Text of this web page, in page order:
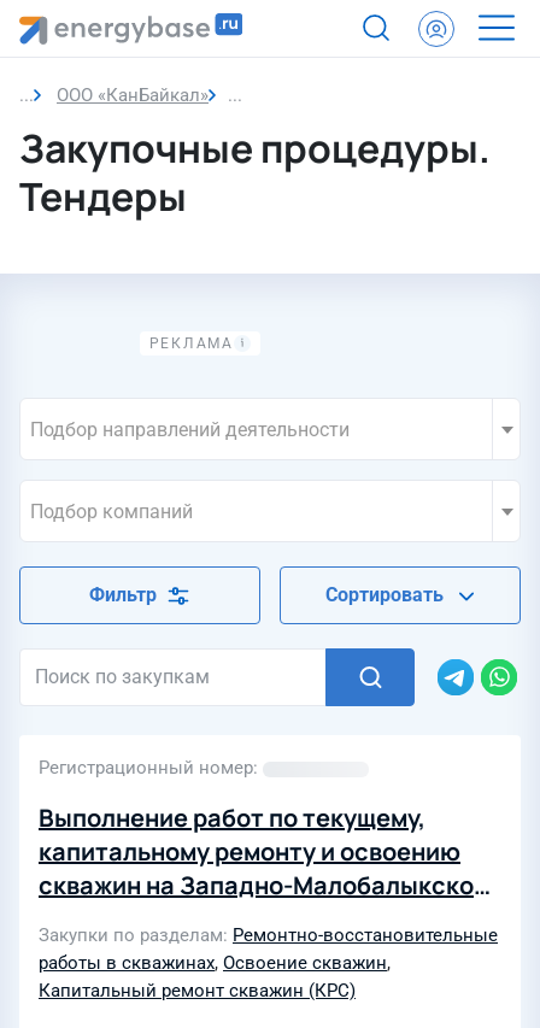
ООО «КанБайкал» Закупки компании
Закупочные процедуры.
Тендеры
Подбор направлений деятельности
Подбор компаний
Фильтр Сортировать
Регистрационный номер
Выполнение работ по текущему,
капитальному ремонту и освоению
скважин на Западно-Малобалыкском
Закупки по разделам Ремонтно-восстановительные
работы в скважинах, Освоение скважин,
Капитальный ремонт скважин (КРС)